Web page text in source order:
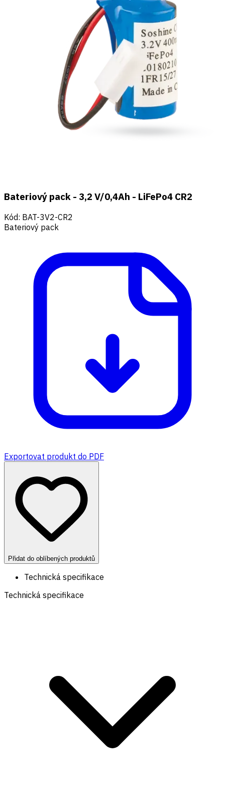
Bateriový pack - 3,2 V/0,4Ah - LiFePo4 CR2
Kód: BAT-3V2-CR2
Bateriový pack
Exportovat produkt do PDF
Přidat do oblíbených produktů
Technická specifikace
Technická specifikace